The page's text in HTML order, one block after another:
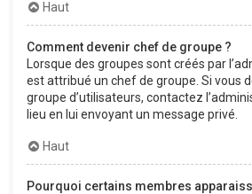
Haut
Comment devenir chef de groupe ?
Lorsque des groupes sont créés par
est attribué un chef de groupe. Si vous
groupe d’utilisateurs, contactez
lieu en lui envoyant un message privé.
Haut
Pourquoi certains membres